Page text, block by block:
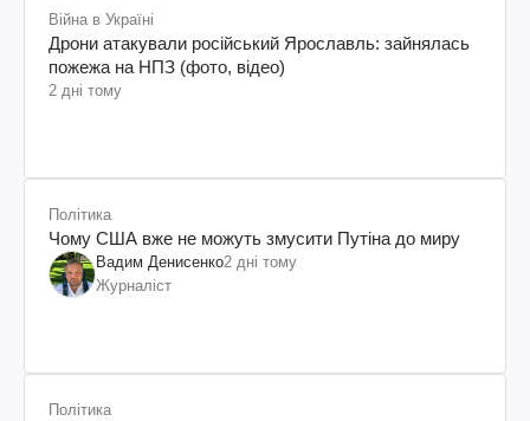
Війна в Україні
Дрони атакували російський Ярославль: зайнялась
пожежа на НПЗ (фото, відео)
2 дні тому
Політика
Чому США вже не можуть змусити Путіна до миру
Вадим Денисенко2 дні тому
Журналіст
Політика